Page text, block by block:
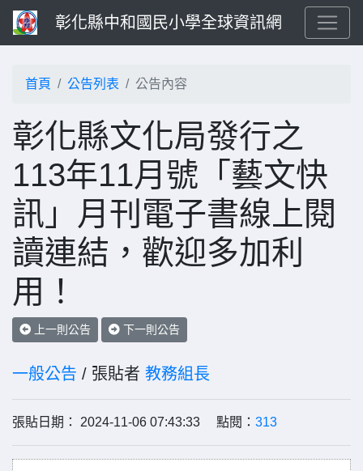
彰化縣中和國民小學全球資訊網
首頁 公告列表 公告內容
彰化縣文化局發行之
113年11月號「藝文快
訊」月刊電子書線上閱
讀連結，歡迎多加利
用！
上一則公告 下一則公告
一般公告 / 張貼者 教務組長
張貼日期： 2024-11-06 07:43:33 點閱： 313